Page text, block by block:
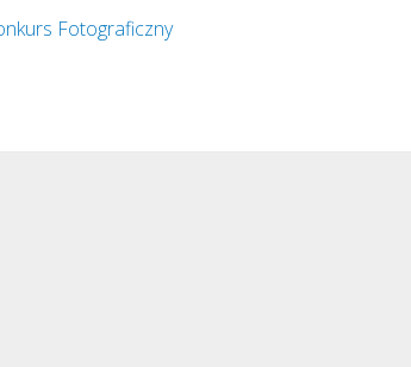
Fotograficzny